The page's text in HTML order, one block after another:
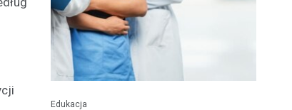
Edukacja